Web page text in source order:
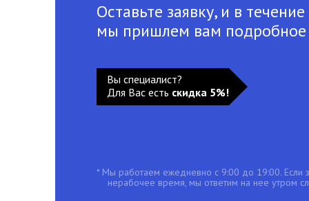
Оставьте заявку, и в
мы пришлем вам
Вы специалист?
Для Вас есть скидка 5%!
* Мы работаем ежедневно с 9:00 до 19:00. Если
нерабочее время, мы ответим на нее утром